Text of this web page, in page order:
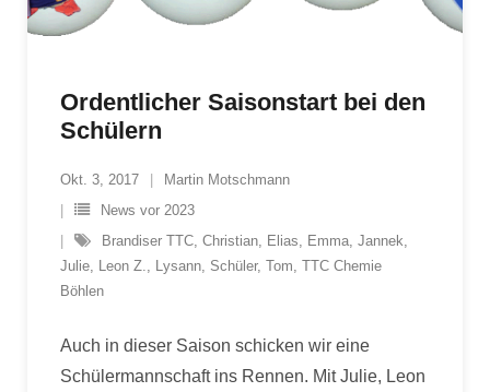
Ordentlicher Saisonstart bei den
Schülern
Okt. 3, 2017
Martin Motschmann
News vor 2023
Brandiser TTC, Christian, Elias, Emma, Jannek,
Julie, Leon Z., Lysann, Schüler, Tom, TTC Chemie
Böhlen
Auch in dieser Saison schicken wir eine
Schülermannschaft ins Rennen. Mit Julie, Leon